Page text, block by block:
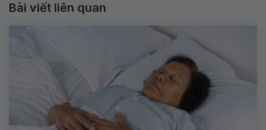
Bài viết liên quan